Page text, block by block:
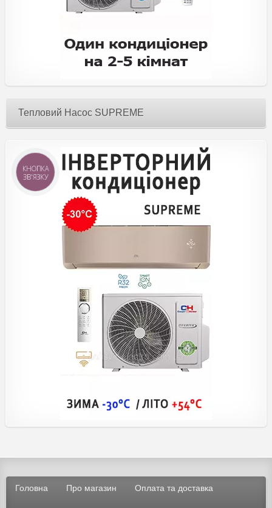
Тепловий Насос SUPREME
Головна Про магазин Оплата та доставка
КНОПКА
ЗВ'ЯЗКУ